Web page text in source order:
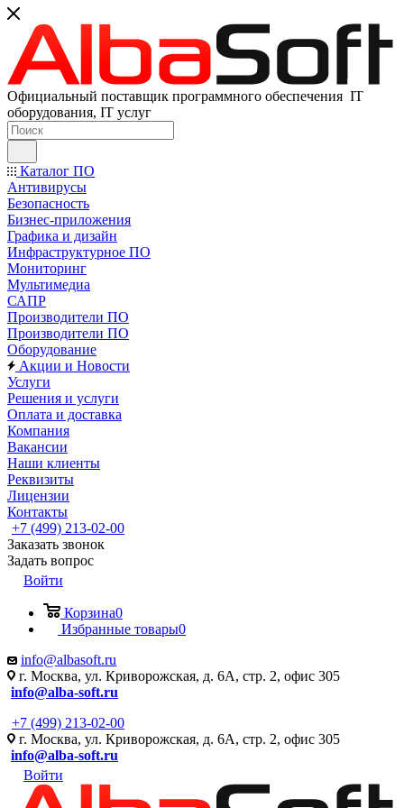
Официальный поставщик программного обеспечения IT
оборудования, IT услуг
Каталог ПО
Антивирусы
Безопасность
Бизнес-приложения
Графика и дизайн
Инфраструктурное ПО
Мониторинг
Мультимедиа
САПР
Производители ПО
Производители ПО
Оборудование
Акции и Новости
Услуги
Решения и услуги
Оплата и доставка
Компания
Вакансии
Наши клиенты
Реквизиты
Лицензии
Контакты
+7 (499) 213-02-00
Заказать звонок
Задать вопрос
Войти
Корзина0
Избранные товары0
info@albasoft.ru
г. Москва, ул. Криворожская, д. 6А, стр. 2, офис 305
info@alba-soft.ru
+7 (499) 213-02-00
г. Москва, ул. Криворожская, д. 6А, стр. 2, офис 305
info@alba-soft.ru
Войти